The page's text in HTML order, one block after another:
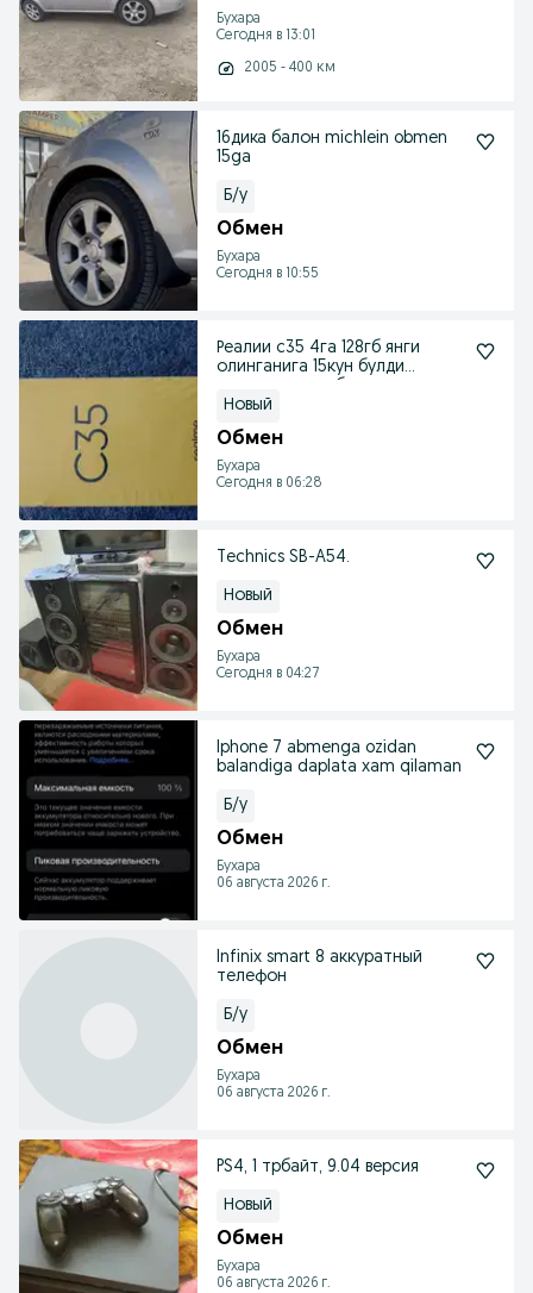
Бухара
Сегодня в 13:01
2005 - 400 км
16дика балон michlein obmen
15ga
Б/у
Обмен
Бухара
Сегодня в 10:55
Реалии с35 4га 128гб янги
олинганига 15кун булди
Новый
Обмен
Бухара
Сегодня в 06:28
Technics SB-A54.
Новый
Обмен
Бухара
Сегодня в 04:27
Iphone 7 abmenga ozidan
balandiga daplata xam qilaman
Б/у
Обмен
Бухара
06 августа 2026 г.
Infinix smart 8 аккуратный
телефон
Б/у
Обмен
Бухара
06 августа 2026 г.
PS4, 1 трбайт, 9.04 версия
Новый
Обмен
Бухара
06 августа 2026 г.